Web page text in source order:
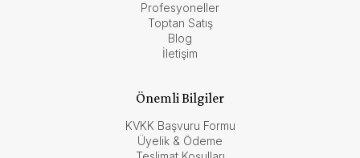
Profesyoneller
Toptan Satış
Blog
İletişim
Önemli Bilgiler
KVKK Başvuru Formu
Üyelik & Ödeme